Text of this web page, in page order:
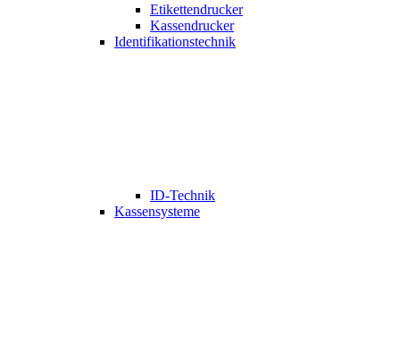
Etikettendrucker
Kassendrucker
Identifikationstechnik
ID-Technik
Kassensysteme